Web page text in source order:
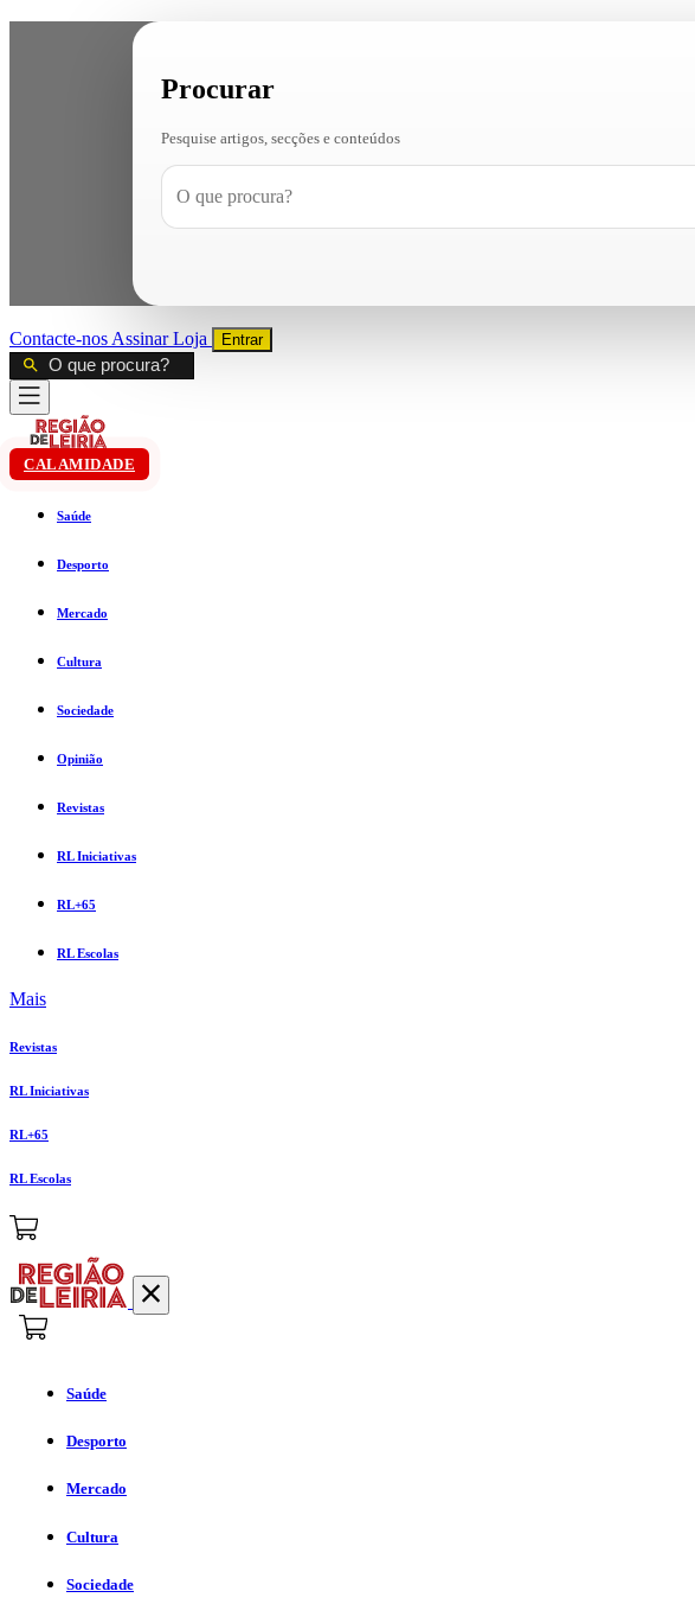
Procurar
Pesquise artigos, secções e conteúdos
Contacte-nos AssinarLoja Entrar
CALAMIDADE
Saúde
Desporto
Mercado
Cultura
Sociedade
Opinião
Revistas
RL Iniciativas
RL+65
RL Escolas
Mais
Revistas
RL Iniciativas
RL+65
RL Escolas
Saúde
Desporto
Mercado
Cultura
Sociedade